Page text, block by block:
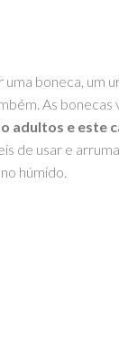
boneca, um
As
adultos e este
de usar e
húmido.